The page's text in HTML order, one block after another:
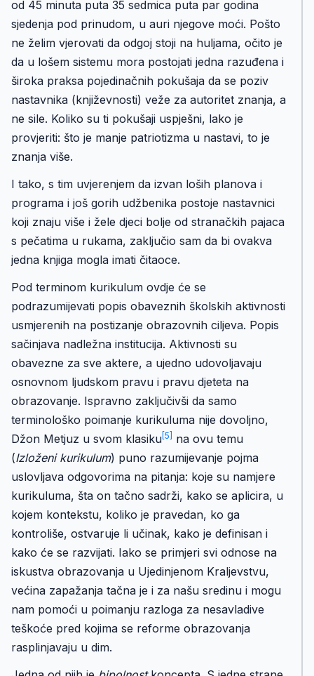
od 45 minuta puta 35 sedmica puta par godina
sjedenja pod prinudom, u auri njegove moći. Pošto
ne želim vjerovati da odgoj stoji na huljama, očito je
da u lošem sistemu mora postojati jedna razuđena i
široka praksa pojedinačnih pokušaja da se poziv
nastavnika (književnosti) veže za autoritet znanja, a
ne sile. Koliko su ti pokušaji uspješni, lako je
provjeriti: što je manje patriotizma u nastavi, to je
znanja više.
I tako, s tim uvjerenjem da izvan loših planova i
programa i još gorih udžbenika postoje nastavnici
koji znaju više i žele djeci bolje od stranačkih pajaca
s pečatima u rukama, zaključio sam da bi ovakva
jedna knjiga mogla imati čitaoce.
Pod terminom kurikulum ovdje će se
podrazumijevati popis obaveznih školskih aktivnosti
usmjerenih na postizanje obrazovnih ciljeva. Popis
sačinjava nadležna institucija. Aktivnosti su
obavezne za sve aktere, a ujedno udovoljavaju
osnovnom ljudskom pravu i pravu djeteta na
obrazovanje. Ispravno zaključivši da samo
terminološko poimanje kurikuluma nije dovoljno,
Džon Metjuz u svom klasiku [5]
na ovu temu
(Izloženi kurikulum) puno razumijevanje pojma
uslovljava odgovorima na pitanja: koje su namjere
kurikuluma, šta on tačno sadrži, kako se aplicira, u
kojem kontekstu, koliko je pravedan, ko ga
kontroliše, ostvaruje li učinak, kako je definisan i
kako će se razvijati. Iako se primjeri svi odnose na
iskustva obrazovanja u Ujedinjenom Kraljevstvu,
većina zapažanja tačna je i za našu sredinu i mogu
nam pomoći u poimanju razloga za nesavladive
teškoće pred kojima se reforme obrazovanja
rasplinjavaju u dim.